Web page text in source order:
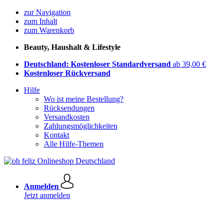
zur Navigation
zum Inhalt
zum Warenkorb
Beauty, Haushalt & Lifestyle
Deutschland: Kostenloser Standardversand ab 39,00 €
Kostenloser Rückversand
Hilfe
Wo ist meine Bestellung?
Rücksendungen
Versandkosten
Zahlungsmöglichkeiten
Kontakt
Alle Hilfe-Themen
Anmelden
Jetzt anmelden